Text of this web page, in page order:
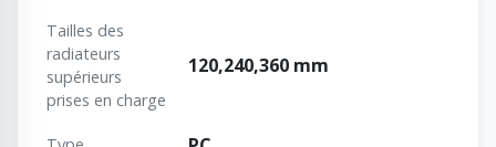
Tailles des
radiateurs
supérieurs
prises en charge
120,240,360 mm